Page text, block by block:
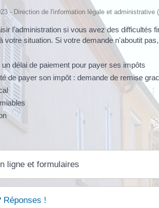
- Direction de l'information légale et administrative
l'administration si vous avez des difficultés
votre situation. Si votre demande n'aboutit
délai de paiement pour payer ses impôts
de payer son impôt : demande de remise
ligne et formulaires
Réponses !